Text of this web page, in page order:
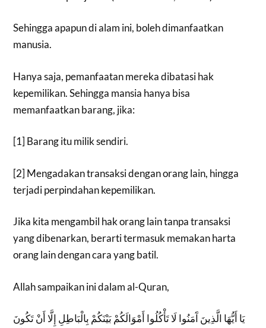
Sehingga apapun di alam ini, boleh dimanfaatkan
manusia.
Hanya saja, pemanfaatan mereka dibatasi hak
kepemilikan. Sehingga mansia hanya bisa
memanfaatkan barang, jika:
[1] Barang itu milik sendiri.
[2] Mengadakan transaksi dengan orang lain, hingga
terjadi perpindahan kepemilikan.
Jika kita mengambil hak orang lain tanpa transaksi
yang dibenarkan, berarti termasuk memakan harta
orang lain dengan cara yang batil.
Allah sampaikan ini dalam al-Quran,
يَا أَيُّهَا الَّذِينَ آَمَنُوا لَا تَأْكُلُوا أَمْوَالَكُمْ بَيْنَكُمْ بِالْبَاطِلِ إِلَّا أَنْ تَكُونَ